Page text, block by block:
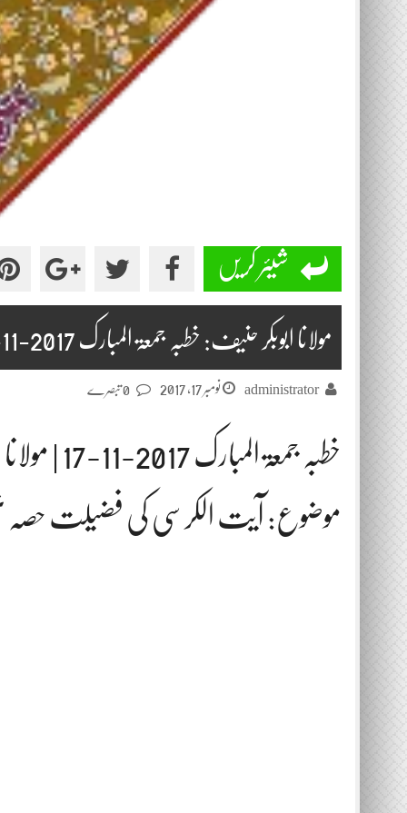
شیئر کریں
مولانا ابوبکر حنیف: خطبہ جمعۃ المبارک 2017-11-17
administrator نومبر 17, 2017
خطبہ جمعۃ المبارک 2017-11-17 | مولانا ابوبکر حنیف
موضوع: آیت الکرسی کی فضیلت حصہ